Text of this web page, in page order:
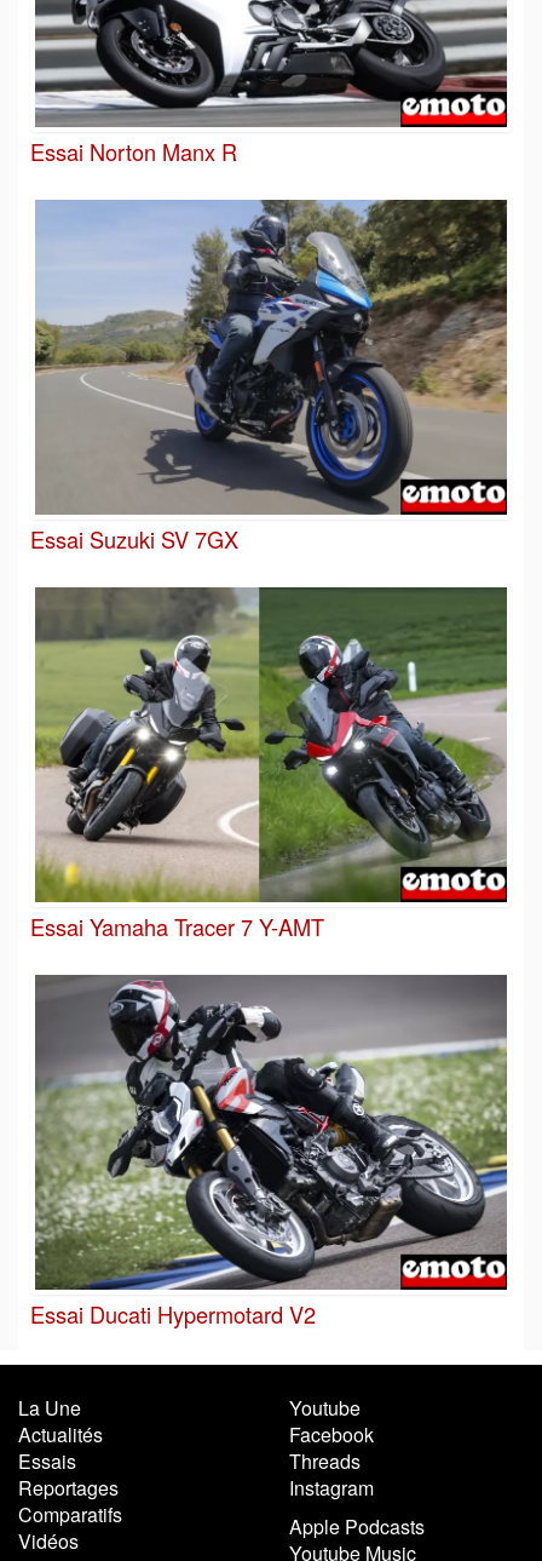
Essai Norton Manx R
Essai Suzuki SV 7GX
Essai Yamaha Tracer 7 Y-AMT
Essai Ducati Hypermotard V2
La Une
Actualités
Essais
Reportages
Comparatifs
Vidéos
Youtube
Facebook
Threads
Instagram
Apple Podcasts
Youtube Music